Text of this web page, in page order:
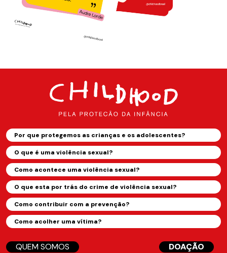
Por que protegemos as crianças e os adolescentes?
O que é uma violência sexual?
Como acontece uma violência sexual?
O que esta por trás do crime de violência sexual?
Como contribuir com a prevenção?
Como acolher uma vítima?
QUEM SOMOS DOAÇÃO